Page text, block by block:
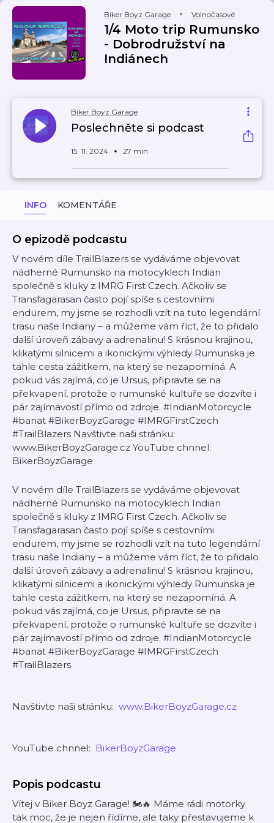
Biker Boyz Garage Volnočasové
1/4 Moto trip Rumunsko
- Dobrodružství na
Indiánech
Biker Boyz Garage
Poslechněte si podcast
15. 11. 2024 27 min
INFO KOMENTÁŘE
O epizodě podcastu
V novém díle TrailBlazers se vydáváme objevovat
nádherné Rumunsko na motocyklech Indian
společně s kluky z IMRG First Czech. Ačkoliv se
Transfagarasan často pojí spíše s cestovními
endurem, my jsme se rozhodli vzít na tuto legendární
trasu naše Indiany – a můžeme vám říct, že to přidalo
další úroveň zábavy a adrenalinu! S krásnou krajinou,
klikatými silnicemi a ikonickými výhledy Rumunska je
tahle cesta zážitkem, na který se nezapomíná. A
pokud vás zajímá, co je Ursus, připravte se na
překvapení, protože o rumunské kultuře se dozvíte i
pár zajímavostí přímo od zdroje. #IndianMotorcycle
#banat #BikerBoyzGarage #IMRGFirstCzech
#TrailBlazers Navštivte naši stránku:
⁠www.BikerBoyzGarage.cz⁠ YouTube chnnel:
⁠BikerBoyzGarage
V novém díle TrailBlazers se vydáváme objevovat
nádherné Rumunsko na motocyklech Indian
společně s kluky z IMRG First Czech. Ačkoliv se
Transfagarasan často pojí spíše s cestovními
endurem, my jsme se rozhodli vzít na tuto legendární
trasu naše Indiany – a můžeme vám říct, že to přidalo
další úroveň zábavy a adrenalinu! S krásnou krajinou,
klikatými silnicemi a ikonickými výhledy Rumunska je
tahle cesta zážitkem, na který se nezapomíná. A
pokud vás zajímá, co je Ursus, připravte se na
překvapení, protože o rumunské kultuře se dozvíte i
pár zajímavostí přímo od zdroje. #IndianMotorcycle
#banat #BikerBoyzGarage #IMRGFirstCzech
#TrailBlazers
Navštivte naši stránku: ⁠ www.BikerBoyzGarage.cz⁠
YouTube chnnel: ⁠ BikerBoyzGarage
Popis podcastu
Vítej v Biker Boyz Garage! 🏍️🔥 Máme rádi motorky
tak moc, že je nejen řídíme, ale taky přestavujeme k